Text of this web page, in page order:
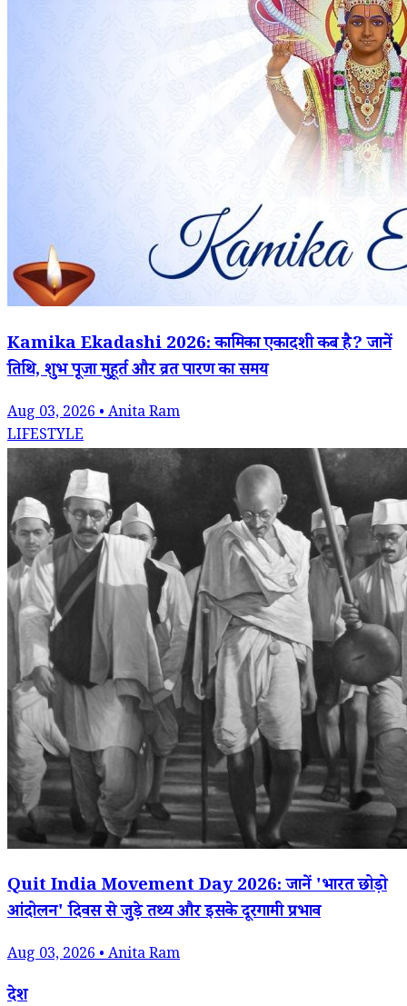
Kamika Ekadashi 2026: कामिका एकादशी कब है? जानें
तिथि, शुभ पूजा मुहूर्त और व्रत पारण का समय
Aug 03, 2026 • Anita Ram
LIFESTYLE
Quit India Movement Day 2026: जानें 'भारत छोड़ो
आंदोलन' दिवस से जुड़े तथ्य और इसके दूरगामी प्रभाव
Aug 03, 2026 • Anita Ram
देश